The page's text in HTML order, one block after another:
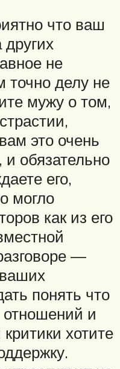
что ваш
не
точно делу не
мужу о том,
это очень
обязательно
его,
могло
как из его
—
понять что
и
хотите